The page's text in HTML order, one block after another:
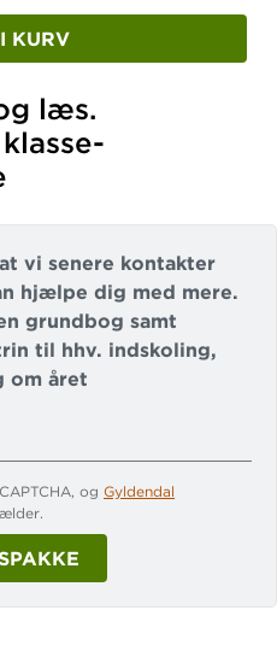
KURV
læs.
vi senere kontakter
hjælpe dig med mere.
grundbog samt
til hhv. indskoling,
om året
*
og Gyldendal